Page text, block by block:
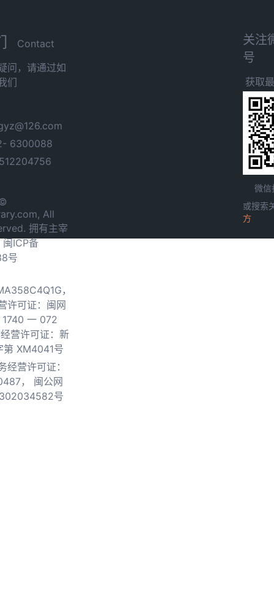
Contact
问，请通过如
们
6300088
All
拥有主宰
闽ICP备
号
，
许可证：闽网
一 072
营许可证：新
第 XM4041号
经营许可证：
，
闽公网
号
关注
号
获取
微信
或搜索
方